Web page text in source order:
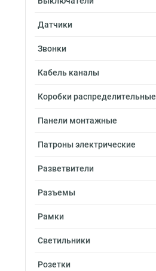
Датчики
Звонки
Кабель каналы
Коробки распределительные
Панели монтажные
Патроны электрические
Разветвители
Разъемы
Рамки
Светильники
Розетки